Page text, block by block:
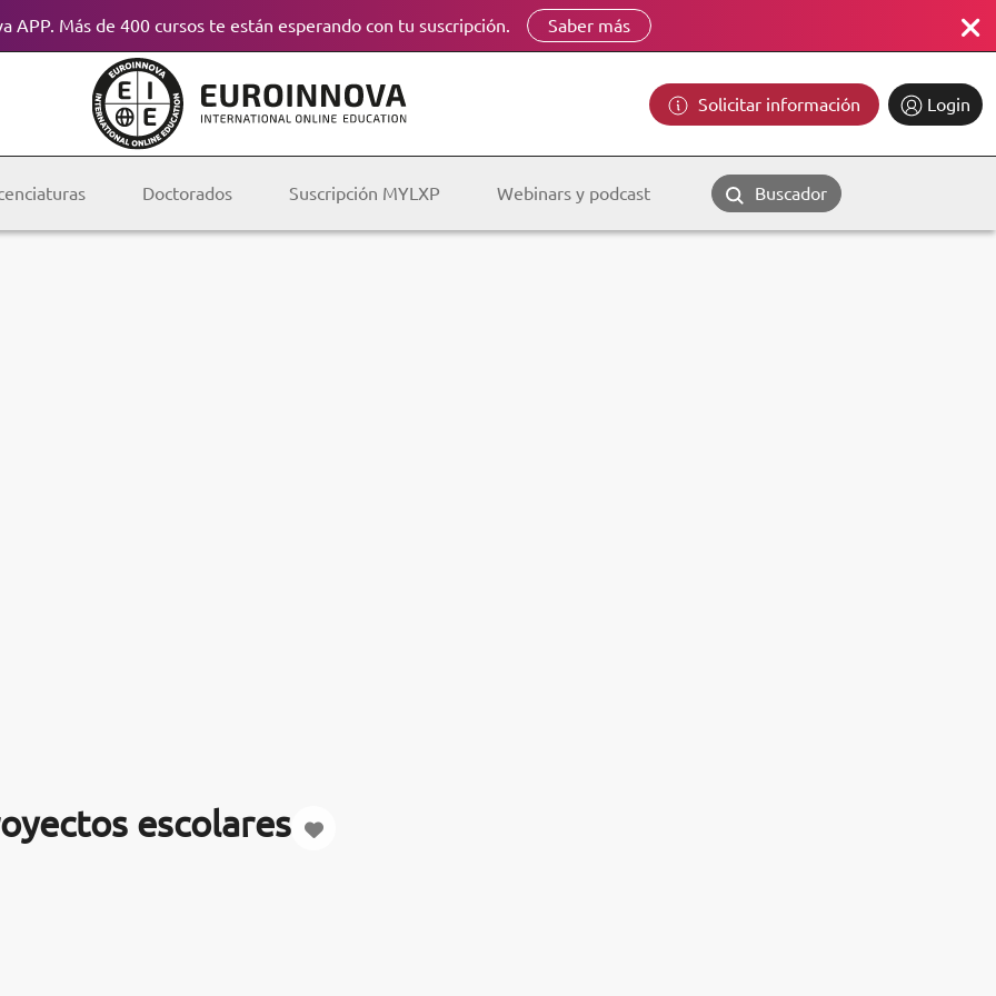
APP. Más de 400 cursos te están esperando con tu suscripción. Saber más
Solicitar información Login
Doctorados Suscripción MYLXP Webinars y podcast Buscador
escolares